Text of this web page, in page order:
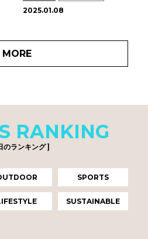
2025.01.08
MORE
RANKING
のランキング ]
SPORTS
SUSTAINABLE